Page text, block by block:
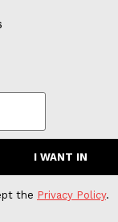
I WANT IN
the Privacy Policy.